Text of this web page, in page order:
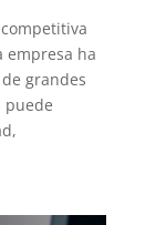
empresa ha
grandes
puede